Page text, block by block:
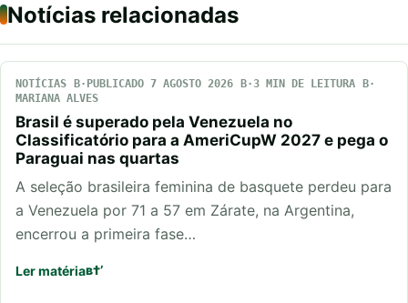
Notícias relacionadas
NOTÍCIAS PUBLICADO 7 AGOSTO 2026
3 MIN DE LEITURA
MARIANA ALVES
Brasil é superado pela Venezuela no
Classificatório para a AmeriCupW 2027 e pega o
Paraguai nas quartas
A seleção brasileira feminina de basquete perdeu para
a Venezuela por 71 a 57 em Zárate, na Argentina,
encerrou a primeira fase…
Ler matéria